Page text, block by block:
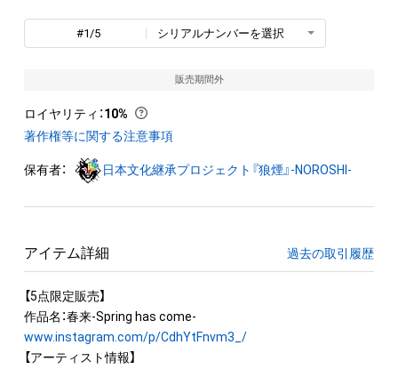
#1/5 シリアルナンバーを選択
販売期間外
ロイヤリティ ：10%
著作権等に関する注意事項
保有者： 日本文化継承プロジェクト『狼煙』-NOROSHI-
アイテム詳細 過去の取引履歴
【5点限定販売】
www.instagram.com/p/CdhYtFnvm3_/
【アーティスト情報】